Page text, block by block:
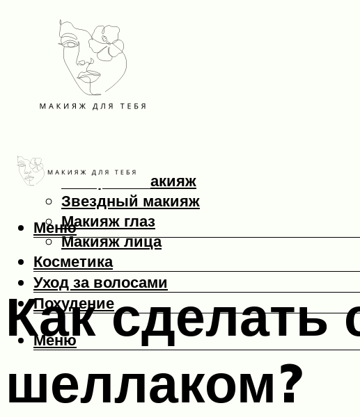
Макияж
Вечерний макияж
Звездный макияж
Макияж глаз
Макияж лица
Косметика
Уход за волосами
Похудение
Меню
Меню
Как
шеллаком?